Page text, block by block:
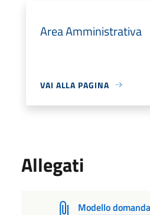
Area Amministrativa
VAI ALLA PAGINA
Allegati
Modello